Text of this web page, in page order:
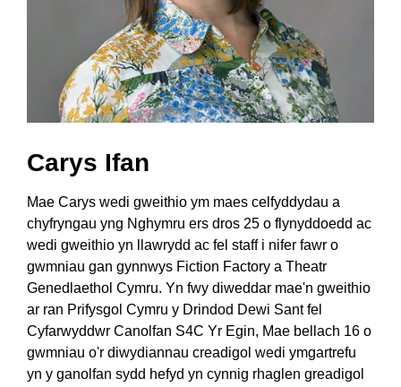
Carys Ifan
Mae Carys wedi gweithio ym maes celfyddydau a
chyfryngau yng Nghymru ers dros 25 o flynyddoedd ac
wedi gweithio yn llawrydd ac fel staff i nifer fawr o
gwmniau gan gynnwys Fiction Factory a Theatr
Genedlaethol Cymru. Yn fwy diweddar mae'n gweithio
ar ran Prifysgol Cymru y Drindod Dewi Sant fel
Cyfarwyddwr Canolfan S4C Yr Egin, Mae bellach 16 o
gwmniau o'r diwydiannau creadigol wedi ymgartrefu
yn y ganolfan sydd hefyd yn cynnig rhaglen greadigol